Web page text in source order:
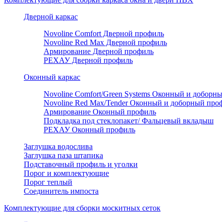
Дверной каркас
Novoline Comfort Дверной профиль
Novoline Red Мax Дверной профиль
Армирование Дверной профиль
РЕХАУ Дверной профиль
Оконный каркас
Novoline Comfort/Green Systems Оконный и
Novoline Red Max/Tender Оконный и доборный
Армирование Оконный профиль
Подкладка под стеклопакет/ Фальцевый вкладыш
РЕХАУ Оконный профиль
Заглушка водослива
Заглушка паза штапика
Подставочный профиль и уголки
Порог и комплектующие
Порог теплый
Соединитель импоста
Комплектующие для сборки москитных сеток